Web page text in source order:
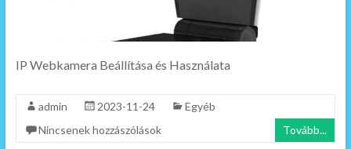
IP Webkamera Beállítása és Használata
admin 2023-11-24
Egyéb
Nincsenek hozzászólások
Tovább...